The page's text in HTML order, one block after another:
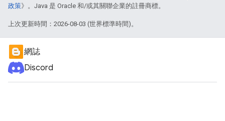
政策》。Java 是 Oracle 和/或其關聯企業的註冊商標。
上次更新時間：2026-08-03 (世界標準時間)。
網誌
Discord